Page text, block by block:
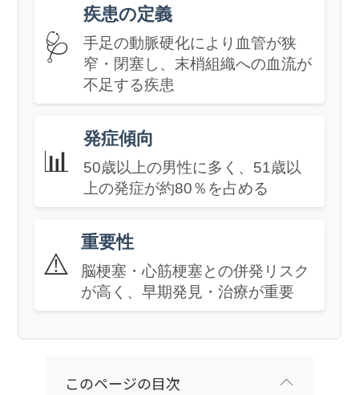
🩺
疾患の定義
手足の動脈硬化により血管が狭
窄・閉塞し、末梢組織への血流が
不足する疾患
📊
発症傾向
50歳以上の男性に多く、51歳以
上の発症が約80％を占める
⚠️
重要性
脳梗塞・心筋梗塞との併発リスク
が高く、早期発見・治療が重要
このページの目次